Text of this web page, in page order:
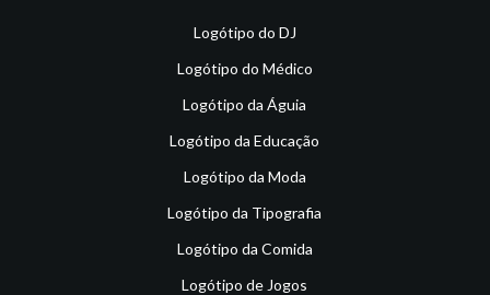
Logótipo do DJ
Logótipo do Médico
Logótipo da Águia
Logótipo da Educação
Logótipo da Moda
Logótipo da Tipografia
Logótipo da Comida
Logótipo de Jogos